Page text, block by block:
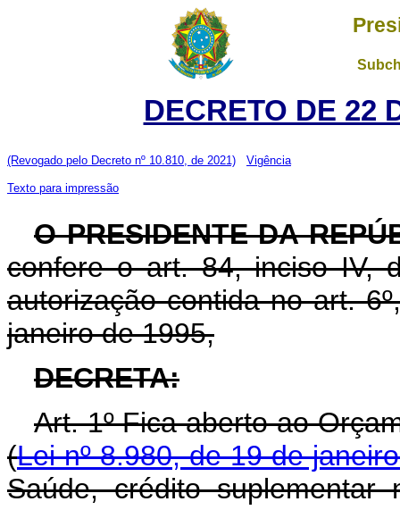
DECRETO DE 22
(Revogado pelo Decreto nº 10.810, de 2021) Vigência
Texto para impressão
O PRESIDENTE DA
confere o art. 84, inciso IV,
autorização contida no art.
janeiro de 1995,
DECRETA:
Art. 1º Fica aberto ao
(Lei nº 8.980, de 19 de
Saúde, crédito